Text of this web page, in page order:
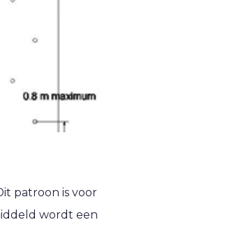
patroon is voor
wordt een